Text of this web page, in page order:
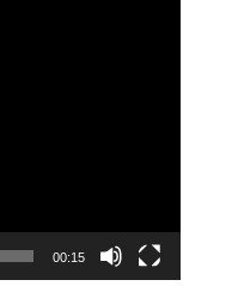
00:15